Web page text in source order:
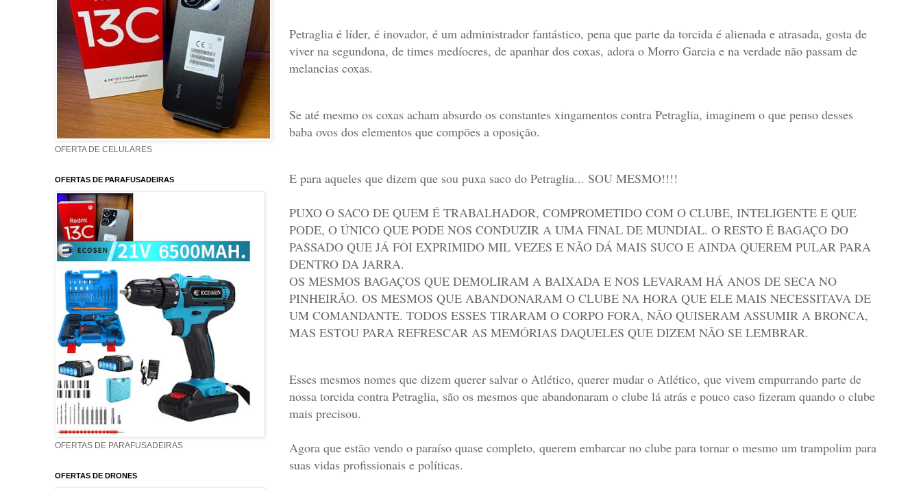
Petraglia é líder, é inovador, é um administrador fantástico, pena que parte da torcida é alienada e atrasada, gosta de
viver na segundona, de times medíocres, de apanhar dos coxas, adora o Morro Garcia e na verdade não passam de
melancias coxas.
Se até mesmo os coxas acham absurdo os constantes xingamentos contra Petraglia, imaginem o que penso desses
baba ovos dos elementos que compões a oposição.
E para aqueles que dizem que sou puxa saco do Petraglia... SOU MESMO!!!!
PUXO O SACO DE QUEM É TRABALHADOR, COMPROMETIDO COM O CLUBE, INTELIGENTE E QUE
PODE, O ÚNICO QUE PODE NOS CONDUZIR A UMA FINAL DE MUNDIAL. O RESTO É BAGAÇO DO
PASSADO QUE JÁ FOI EXPRIMIDO MIL VEZES E NÃO DÁ MAIS SUCO E AINDA QUEREM PULAR PARA
DENTRO DA JARRA.
OS MESMOS BAGAÇOS QUE DEMOLIRAM A BAIXADA E NOS LEVARAM HÁ ANOS DE SECA NO
PINHEIRÃO. OS MESMOS QUE ABANDONARAM O CLUBE NA HORA QUE ELE MAIS NECESSITAVA DE
UM COMANDANTE. TODOS ESSES TIRARAM O CORPO FORA, NÃO QUISERAM ASSUMIR A BRONCA,
MAS ESTOU PARA REFRESCAR AS MEMÓRIAS DAQUELES QUE DIZEM NÃO SE LEMBRAR.
Esses mesmos nomes que dizem querer salvar o Atlético, querer mudar o Atlético, que vivem empurrando parte de
nossa torcida contra Petraglia, são os mesmos que abandonaram o clube lá atrás e pouco caso fizeram quando o clube
mais precisou.
Agora que estão vendo o paraíso quase completo, querem embarcar no clube para tornar o mesmo um trampolim para
suas vidas profissionais e políticas.
OFERTA DE CELULARES
OFERTAS DE PARAFUSADEIRAS
OFERTAS DE PARAFUSADEIRAS
OFERTAS DE DRONES